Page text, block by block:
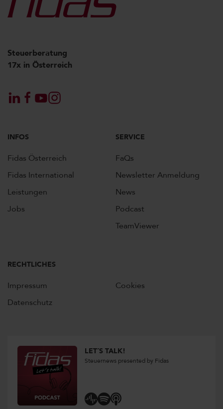
Steuerberatung
17x in Österreich
INFOS
Fidas Österreich
Fidas International
Leistungen
Jobs
SERVICE
FaQs
Newsletter Anmeldung
News
Podcast
TeamViewer
RECHTLICHES
Impressum
Datenschutz
Cookies
LET´S TALK!
Steuernews presented by Fidas